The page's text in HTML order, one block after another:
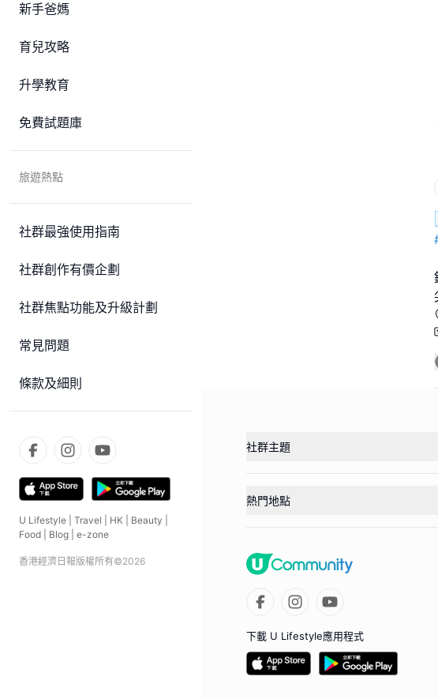
新手爸媽
育兒攻略
升學教育
免費試題庫
旅遊熱點
社群最強使用指南
社群創作有價企劃
社群焦點功能及升級計劃
常見問題
條款及細則
U Lifestyle Travel HK Beauty
Food
Blog e-zone
香港經濟日報版權所有©2026
社群主題
熱門地點
下載 U Lifestyle應用程式